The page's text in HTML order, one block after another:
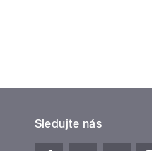
Sledujte nás